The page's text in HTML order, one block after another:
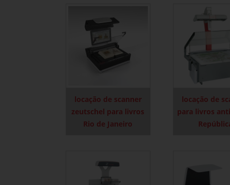
locação de scanner
zeutschel para livros
Rio de Janeiro
locação de
para livros